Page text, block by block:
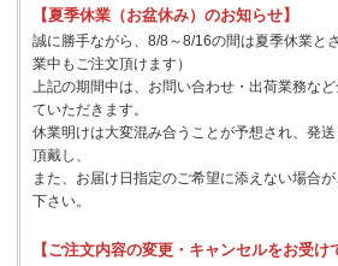
【夏季休業（お盆休み）のお知らせ】
誠に勝手ながら、8/8～8/16の間は夏季休業と
業中もご注文頂けます）
上記の期間中は、お問い合わせ・出荷業務な
ていただきます。
休業明けは大変混み合うことが予想され、発
頂戴し、
また、お届け日指定のご希望に添えない場合
下さい。
【ご注文内容の変更・キャンセルをお受け